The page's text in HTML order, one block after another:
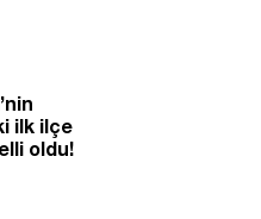
ilk ilçe
oldu!